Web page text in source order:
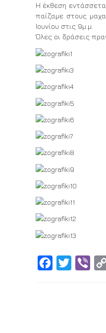
Η έκθεση
παίζαμε στους
Ιουνίου στις 9μ.μ.
Όλες οι δράσεις
Facebook
Twitter